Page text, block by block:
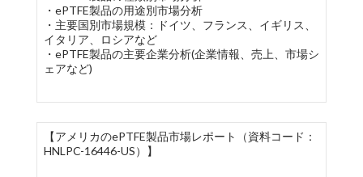
・ePTFE製品の用途別市場分析
・主要国別市場規模：ドイツ、フランス、イギリス、
イタリア、ロシアなど
・ePTFE製品の主要企業分析(企業情報、売上、市場シ
ェアなど)
【アメリカのePTFE製品市場レポート（資料コード：
HNLPC-16446-US）】